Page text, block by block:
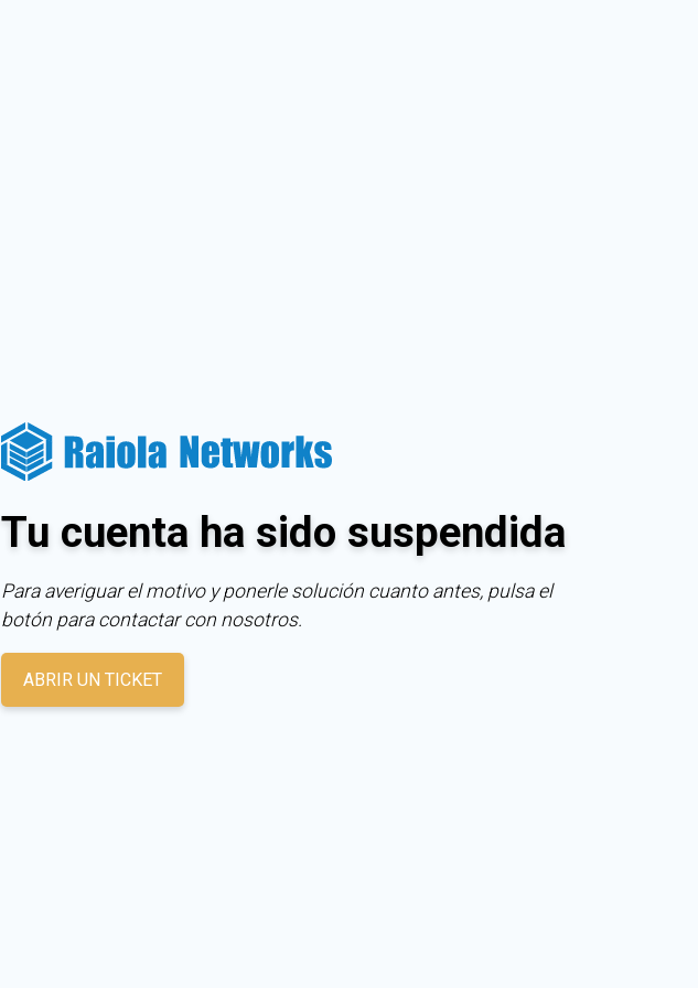
Tu cuenta ha sido suspendida
Para averiguar el motivo y ponerle solución cuanto antes, pulsa el
botón para contactar con nosotros.
ABRIR UN TICKET